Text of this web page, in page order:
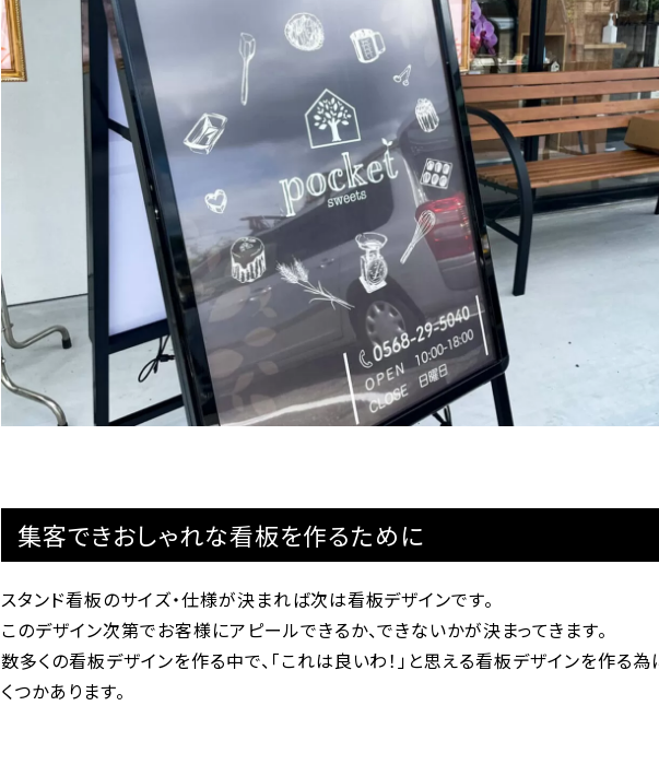
集客できおしゃれな看板を作るために
スタンド看板のサイズ・仕様が決まれば次は看板デザインです。
このデザイン次第でお客様にアピールできるか、できないかが決まってきます。
数多くの看板デザインを作る中で、「これは良いわ！」と思える看板デザインを作る
くつかあります。